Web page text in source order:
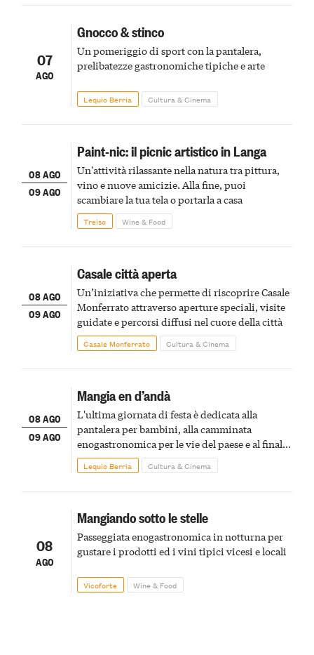
07
AGO
Gnocco & stinco
Un pomeriggio di sport con la pantalera,
prelibatezze gastronomiche tipiche e arte
Lequio Berria Cultura & Cinema
08 AGO
09 AGO
Paint-nic: il picnic artistico in Langa
Un'attività rilassante nella natura tra pittura,
vino e nuove amicizie. Alla fine, puoi
scambiare la tua tela o portarla a casa
Treiso Wine & Food
08 AGO
09 AGO
Casale città aperta
Un’iniziativa che permette di riscoprire Casale
Monferrato attraverso aperture speciali, visite
guidate e percorsi diffusi nel cuore della città
Casale Monferrato Cultura & Cinema
08 AGO
09 AGO
Mangia en d’andà
L'ultima giornata di festa è dedicata alla
pantalera per bambini, alla camminata
enogastronomica per le vie del paese e al finale
pirotecnico
Lequio Berria Cultura & Cinema
08
AGO
Mangiando sotto le stelle
Passeggiata enogastronomica in notturna per
gustare i prodotti ed i vini tipici vicesi e locali
Vicoforte Wine & Food